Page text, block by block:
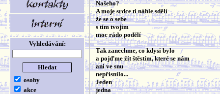
Vyhledávání:
osoby
akce
Našeho?
A moje srdce ti náhle sdělí
že se o sebe
s tím tvojím
moc rádo podělí
Tak zanechme, co kdysi bylo
a pojďme žít štěstím, které se nám
ani ve snu
nepřisnilo...
Jeden
jedna